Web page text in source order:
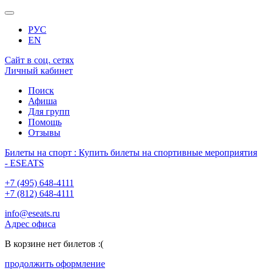
РУС
EN
Сайт в соц. сетях
Личный кабинет
Поиск
Афиша
Для групп
Помощь
Отзывы
Билеты на спорт : Купить билеты на спортивные мероприятия
- ESEATS
+7 (495) 648-4111
+7 (812) 648-4111
info@eseats.ru
Адрес офиса
В корзине нет билетов :(
продолжить оформление